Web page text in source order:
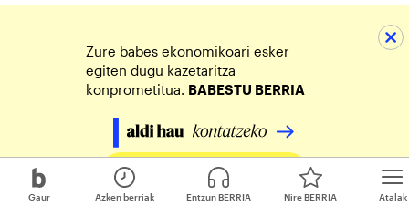
Gaur Atalak
Azken berriak Entzun BERRIA Nire BERRIA
Zure babes ekonomikoari esker
egiten dugu kazetaritza
konprometitua. BABESTU BERRIA
Egin zure ekarpena